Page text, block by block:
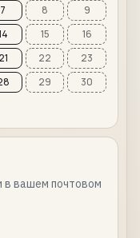
7 8
9
15
16
21 22
23
29
30
в вашем почтовом